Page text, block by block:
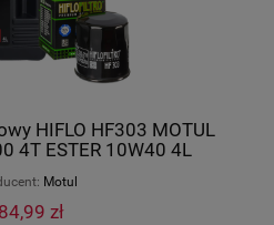
HIFLO HF303 MOTUL
4T ESTER 10W40 4L
Motul
zł